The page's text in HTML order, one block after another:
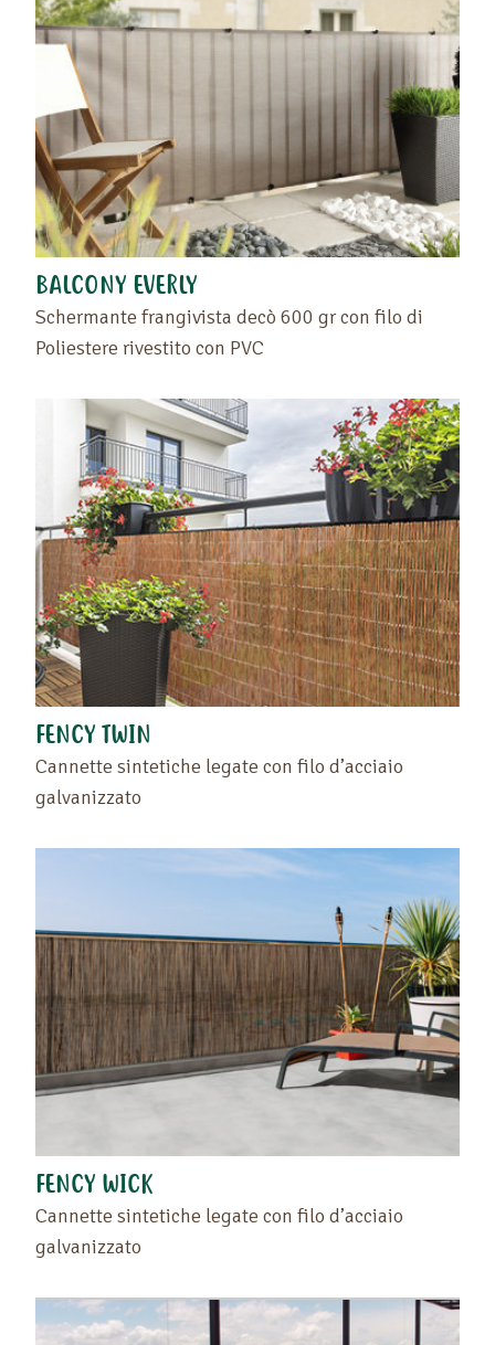
BALCONY EVERLY
Schermante frangivista decò 600 gr con filo di
Poliestere rivestito con PVC
FENCY TWIN
Cannette sintetiche legate con filo d’acciaio
galvanizzato
FENCY WICK
Cannette sintetiche legate con filo d’acciaio
galvanizzato